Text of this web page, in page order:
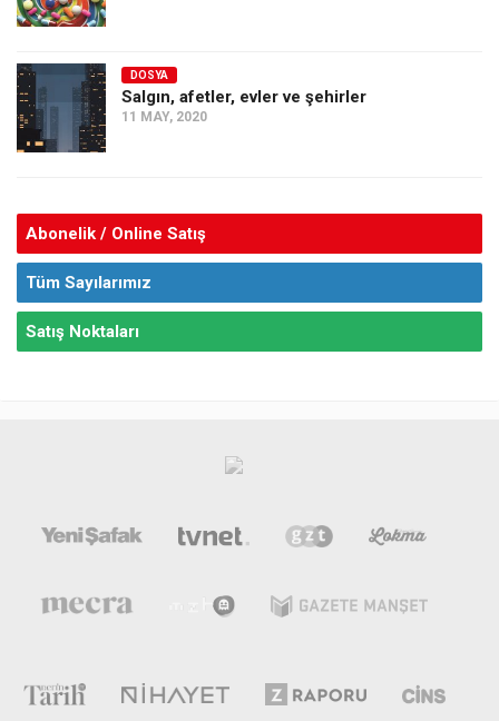
DOSYA
Salgın, afetler, evler ve şehirler
11 MAY, 2020
Abonelik / Online Satış
Tüm Sayılarımız
Satış Noktaları